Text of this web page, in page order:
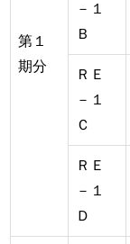
第１
期分
－１
Ｂ
ＲＥ
－１
Ｃ
ＲＥ
－１
Ｄ